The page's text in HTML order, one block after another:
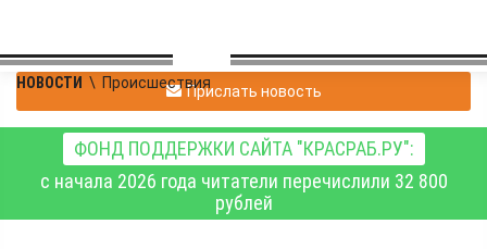
НОВОСТИ \ ПроисшествияПрислать новость
ФОНД ПОДДЕРЖКИ САЙТА "КРАСРАБ.РУ":
с начала 2026 года читатели перечислили 32 800
рублей